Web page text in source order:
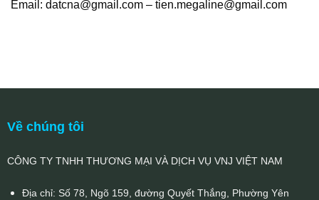
Email: datcna@gmail.com – tien.megaline@gmail.com
Về chúng tôi
CÔNG TY TNHH THƯƠNG MẠI VÀ DỊCH VỤ VNJ VIỆT NAM
Địa chỉ: Số 78, Ngõ 159, đường Quyết Thắng, Phường Yên